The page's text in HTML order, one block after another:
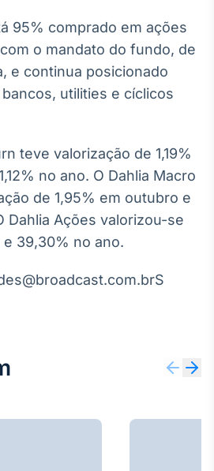
Broadcast
Fundos
A melhor
plataforma para
analisar fundos
IA
Em breve
95% comprado em ações
o mandato do fundo, de
e continua posicionado
utilities e cíclicos
teve valorização de 1,19%
no ano. O Dahlia Macro
de 1,95% em outubro e
Dahlia Ações valorizou-se
39,30% no ano.